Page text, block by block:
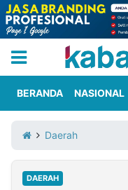
Iklan
Berita
Kami
BERANDA NASIONAL
Daerah
DAERAH